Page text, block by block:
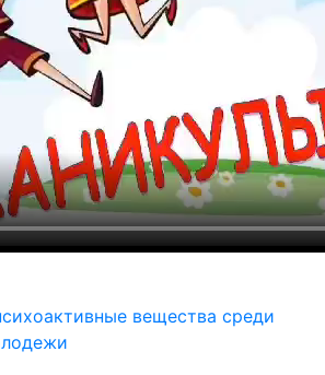
вещества среди